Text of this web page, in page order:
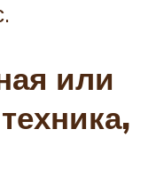
или